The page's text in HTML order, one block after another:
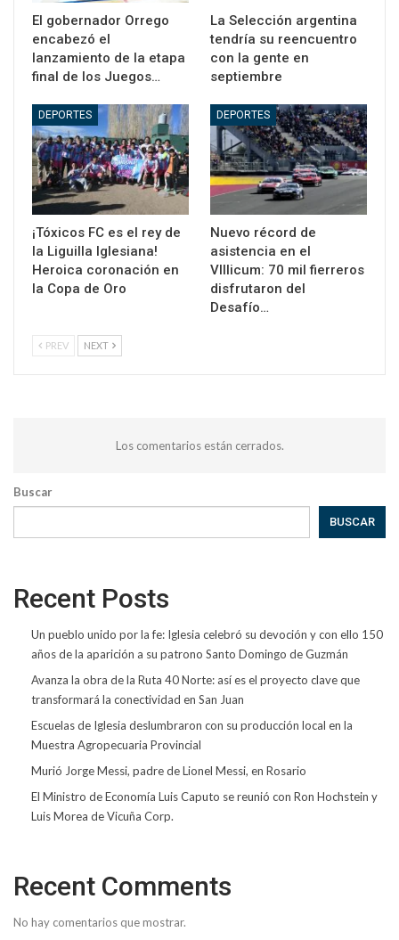
El gobernador Orrego
encabezó el
lanzamiento de la etapa
final de los Juegos…
La Selección argentina
tendría su reencuentro
con la gente en
septiembre
DEPORTES
¡Tóxicos FC es el rey de
la Liguilla Iglesiana!
Heroica coronación en
la Copa de Oro
DEPORTES
Nuevo récord de
asistencia en el
VIllicum: 70 mil fierreros
disfrutaron del
Desafío…
PREV NEXT
Los comentarios están cerrados.
Buscar
BUSCAR
Recent Posts
Un pueblo unido por la fe: Iglesia celebró su devoción y con ello 150
años de la aparición a su patrono Santo Domingo de Guzmán
Avanza la obra de la Ruta 40 Norte: así es el proyecto clave que
transformará la conectividad en San Juan
Escuelas de Iglesia deslumbraron con su producción local en la
Muestra Agropecuaria Provincial
Murió Jorge Messi, padre de Lionel Messi, en Rosario
El Ministro de Economía Luis Caputo se reunió con Ron Hochstein y
Luis Morea de Vicuña Corp.
Recent Comments
No hay comentarios que mostrar.